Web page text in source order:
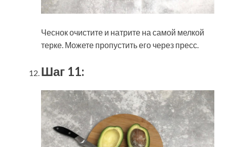
Чеснок очистите и натрите на самой мелкой
терке. Можете пропустить его через пресс.
Шаг 11: